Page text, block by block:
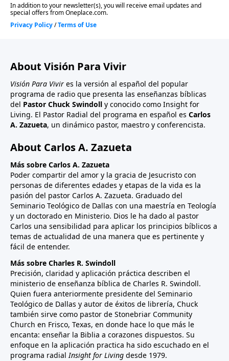
About Visión Para Vivir
Visión Para Vivir es la versión al español del popular
programa de radio que presenta las enseñanzas bíblicas
del Pastor Chuck Swindoll y conocido como Insight for
Living. El Pastor Radial del programa en español es Carlos
A. Zazueta, un dinámico pastor, maestro y conferencista.
About Carlos A. Zazueta
Más sobre Carlos A. Zazueta
Poder compartir del amor y la gracia de Jesucristo con
personas de diferentes edades y etapas de la vida es la
pasión del pastor Carlos A. Zazueta. Graduado del
Seminario Teológico de Dallas con una maestría en Teología
y un doctorado en Ministerio. Dios le ha dado al pastor
Carlos una sensibilidad para aplicar los principios bíblicos a
temas de actualidad de una manera que es pertinente y
fácil de entender.
Más sobre Charles R. Swindoll
Precisión, claridad y aplicación práctica describen el
ministerio de enseñanza bíblica de Charles R. Swindoll.
Quien fuera anteriormente presidente del Seminario
Teológico de Dallas y autor de éxitos de librería, Chuck
también sirve como pastor de Stonebriar Community
Church en Frisco, Texas, en donde hace lo que más le
encanta: enseñar la Biblia a corazones dispuestos. Su
enfoque en la aplicación practica ha sido escuchado en el
programa radialInsight for Living desde 1979.